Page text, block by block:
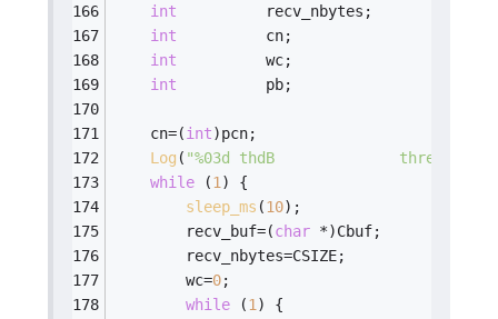
int
          recv_nbytes;
int
          cn;
int
          wc;
int
          pb;
    cn=(
int)pcn;
Log ( "%03d thdB              thread
while (1) {
sleep_ms (10);
        recv_buf=(
char *)Cbuf;
        recv_nbytes=CSIZE;
        wc=
0;
while (1) {